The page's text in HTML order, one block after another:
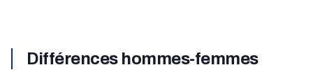
Différences hommes-femmes